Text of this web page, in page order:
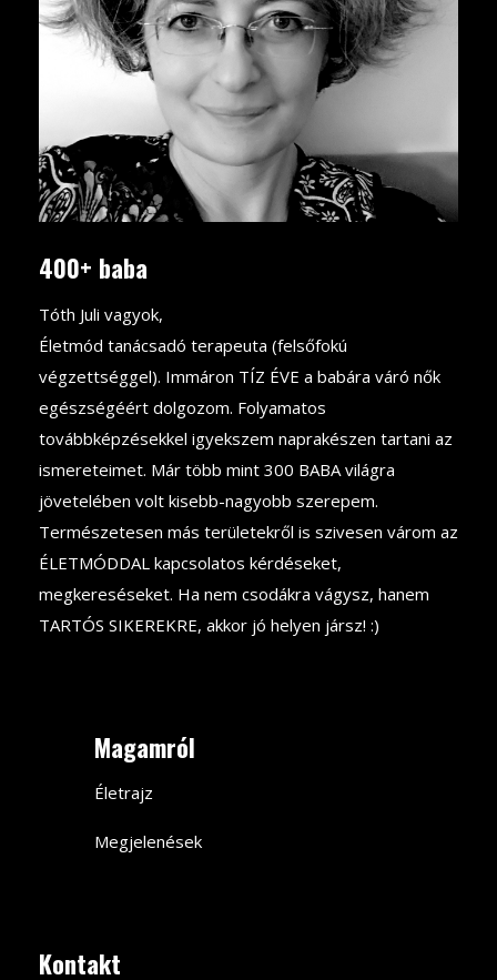
400+ baba
Tóth Juli vagyok,
Életmód tanácsadó terapeuta (felsőfokú
végzettséggel). Immáron TÍZ ÉVE a babára váró nők
egészségéért dolgozom. Folyamatos
továbbképzésekkel igyekszem naprakészen tartani az
ismereteimet. Már több mint 300 BABA világra
jövetelében volt kisebb-nagyobb szerepem.
Természetesen más területekről is szivesen várom az
ÉLETMÓDDAL kapcsolatos kérdéseket,
megkereséseket. Ha nem csodákra vágysz, hanem
TARTÓS SIKEREKRE, akkor jó helyen jársz! :)
Magamról
Életrajz
Megjelenések
Kontakt